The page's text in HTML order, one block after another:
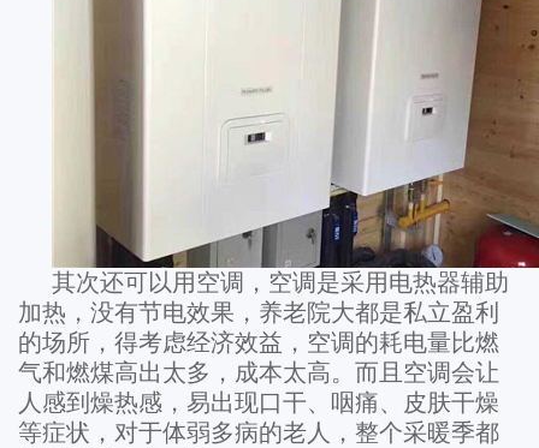
其次还可以用空调，空调是采用电热器辅助
加热，没有节电效果，养老院大都是私立盈利
的场所，得考虑经济效益，空调的耗电量比燃
气和燃煤高出太多，成本太高。而且空调会让
人感到燥热感，易出现口干、咽痛、皮肤干燥
等症状，对于体弱多病的老人，整个采暖季都